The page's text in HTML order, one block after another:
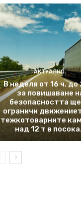
АКТУАЛНО
В неделя от 16 ч. до
за повишаване
безопасността
ограничи
тежкотоварните
над 12 т в